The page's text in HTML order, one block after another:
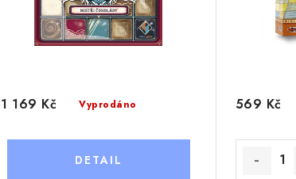
Vyprodáno
1 169 Kč 569 Kč